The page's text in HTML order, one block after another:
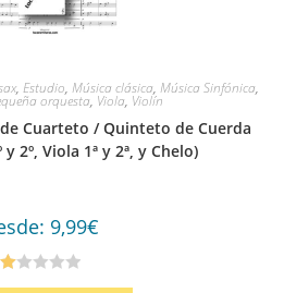
, Estudio, Música clásica, Música Sinfónica,
orquesta, Viola, Violín
Cuarteto / Quinteto de Cuerda
2º, Viola 1ª y 2ª, y Chelo)
9,99€
Va